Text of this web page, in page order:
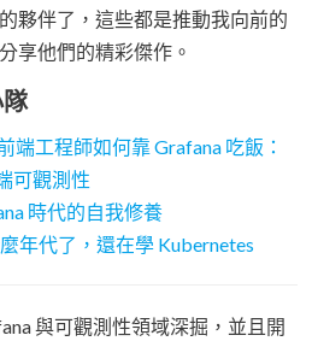
夥伴了，這些都是推動我向前的
享他們的精彩傑作。
端工程師如何靠 Grafana 吃飯：
可觀測性
時代的自我修養
年代了，還在學 Kubernetes
與可觀測性領域深掘，並且開